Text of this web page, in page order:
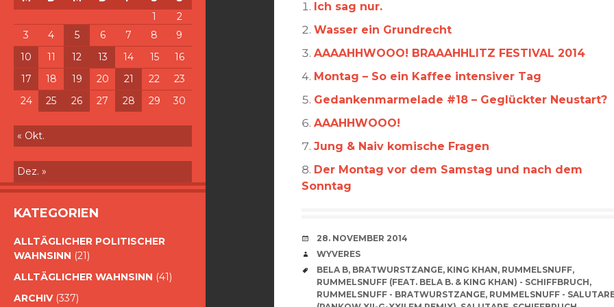
1
2
3
4 5 6 7 8
9
10
11 12 13 14 15
16
17
18 19 20 21 22
23
24
25 26 27 28 29 30
« Okt.
Dez. »
KATEGORIEN
ALLTÄGLICHER POLITISCHER
WAHNSINN (21)
ALLTÄGLICHER WAHNSINN (41)
ARCHIV(337)
Ich sag nur.
Wasser ein Grundrecht
AAAAHHWOOO! BRAAAHHLITZ FESTIVAL 2014
Montag – So ein Kaffee intensiver Tag
Gedankenmarmelade #18 – Geglückter Neustart?
AAAHHWOOO!
Jung & Naiv komische Fragen
Der Montag vor dem Samstag und nach dem
Sonntag
VERABREDUNG
28. NOVEMBER 2014
VERFASSER
WYVERES
SCHLAGWÖRTER
BELA B, BRATWURSTZANGE, KING KHAN, RUMMELSNUFF,
RUMMELSNUFF (FEAT. BELA B. & KING KHAN) - SCHIFFBRUCH,
RUMMELSNUFF - BRATWURSTZANGE, RUMMELSNUFF -